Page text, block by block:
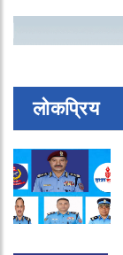
लोकप्रिय